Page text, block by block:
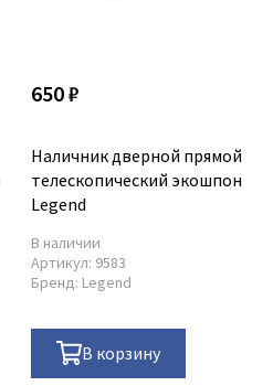
650 ₽
Наличник дверной прямой
телескопический экошпон
Legend
В наличии
Артикул: 9583
Бренд: Legend
В корзину